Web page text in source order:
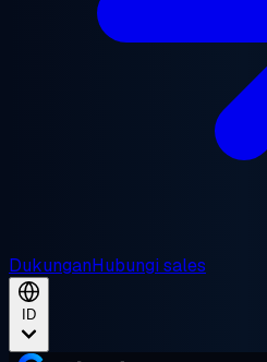
DukunganHubungi sales
ID